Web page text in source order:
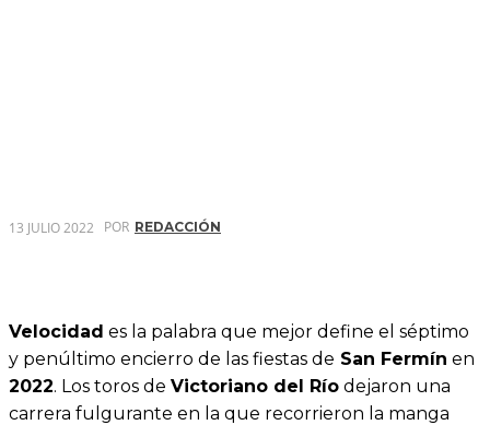
13 JULIO 2022 POR REDACCIÓN
Velocidad es la palabra que mejor define el séptimo
y penúltimo encierro de las fiestas de San Fermín en
2022. Los toros de Victoriano del Río dejaron una
carrera fulgurante en la que recorrieron la manga